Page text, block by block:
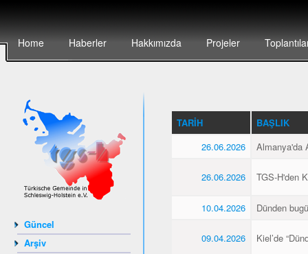
Home Haberler Hakkımızda Projeler
Güncel
Arşiv
TARIH
BAŞLIK
26.06.2026
Almanya'da
26.06.2026 TGS-H'den
10.04.2026 Dünden
09.04.2026 Kiel’de